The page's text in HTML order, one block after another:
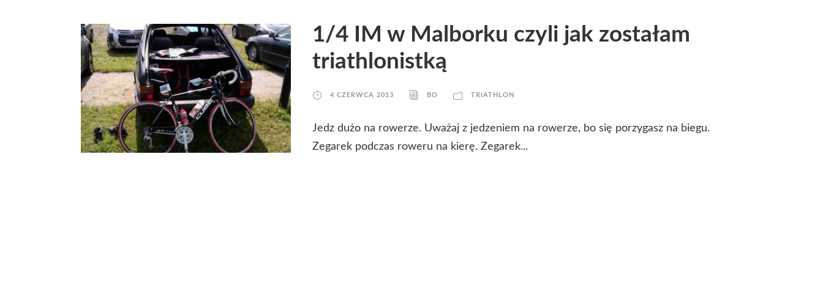
1/4 IM w Malborku czyli jak zostałam
triathlonistką
4 CZERWCA 2013 BO TRIATHLON
Jedz dużo na rowerze. Uważaj z jedzeniem na rowerze, bo się porzygasz na biegu.
Zegarek podczas roweru na kierę. Zegarek...